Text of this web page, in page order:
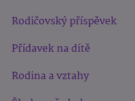
Rodičovský příspěvek
Přídavek na dítě
Rodina a vztahy